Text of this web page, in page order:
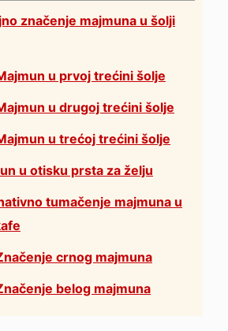
značenje majmuna u šolji
u prvoj trećini šolje
u drugoj trećini šolje
u trećoj trećini šolje
u otisku prsta za želju
tumačenje majmuna u
crnog majmuna
belog majmuna